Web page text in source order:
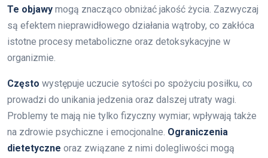
Te objawy mogą znacząco obniżać jakość życia. Zazwyczaj
są efektem nieprawidłowego działania wątroby, co zakłóca
istotne procesy metaboliczne oraz detoksykacyjne w
organizmie.
Często występuje uczucie sytości po spożyciu posiłku, co
prowadzi do unikania jedzenia oraz dalszej utraty wagi.
Problemy te mają nie tylko fizyczny wymiar; wpływają także
na zdrowie psychiczne i emocjonalne. Ograniczenia
dietetyczne oraz związane z nimi dolegliwości mogą